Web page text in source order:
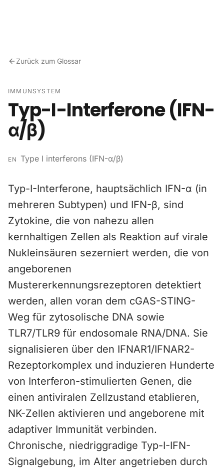
Zurück zum Glossar
IMMUNSYSTEM
Typ-I-Interferone (IFN-
α/β)
EN Type I interferons (IFN-α/β)
Typ-I-Interferone, hauptsächlich IFN-α (in
mehreren Subtypen) und IFN-β, sind
Zytokine, die von nahezu allen
kernhaltigen Zellen als Reaktion auf virale
Nukleinsäuren sezerniert werden, die von
angeborenen
Mustererkennungsrezeptoren detektiert
werden, allen voran dem cGAS-STING-
Weg für zytosolische DNA sowie
TLR7/TLR9 für endosomale RNA/DNA. Sie
signalisieren über den IFNAR1/IFNAR2-
Rezeptorkomplex und induzieren Hunderte
von Interferon-stimulierten Genen, die
einen antiviralen Zellzustand etablieren,
NK-Zellen aktivieren und angeborene mit
adaptiver Immunität verbinden.
Chronische, niedriggradige Typ-I-IFN-
Signalgebung, im Alter angetrieben durch